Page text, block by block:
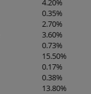
4.20%
0.35%
2.70%
3.60%
0.73%
15.50%
0.17%
0.38%
13.80%